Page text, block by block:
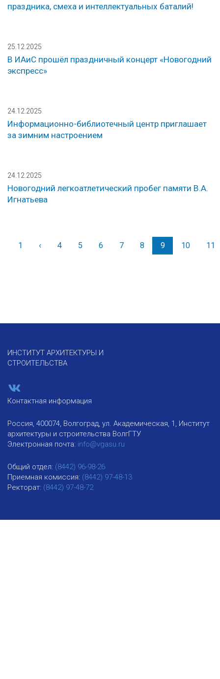
праздника, смеха и интеллектуальных баталий!
25.12.2025
В ИАиС прошёл праздничный концерт «Новогодний
экспресс»
24.12.2025
Информационно-библиотечный центр приглашает
за зимним настроением
24.12.2025
Новогодний легкоатлетический пробег памяти В.А.
Игнатьева
1 ‹Назад
4 5 6 7 8 9 10 11
ИНСТИТУТ АРХИТЕКТУРЫ И
СТРОИТЕЛЬСТВА
Контактная информация
Россия, 400074, Волгоград, ул. Академическая, 1, Институт
архитектуры и строительства ВолгГТУ
Электронная почта: info@vgasu.ru
Общий отдел: (8442) 96-98-26
Приемная комиссия: (8442) 97-48-13
Ректорат: (8442) 97-48-72